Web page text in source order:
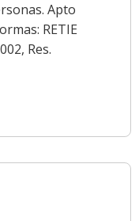
Apto
RETIE
Res.